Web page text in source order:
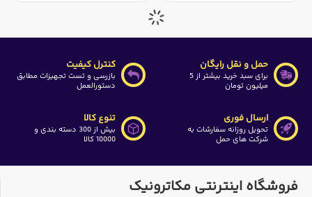
حمل و نقل رایگان
برای سبد خرید بیشتر از 5
میلیون تومان
کنترل کیفیت
بازرسی و تست تجهیزات مطابق
دستورالعمل
ارسال فوری
تحویل روزانه سفارشات به
شرکت های حمل
تنوع کالا
بیش از 300 دسته بندی و
10000 کالا
فروشگاه اینترنتی مکاترونیک